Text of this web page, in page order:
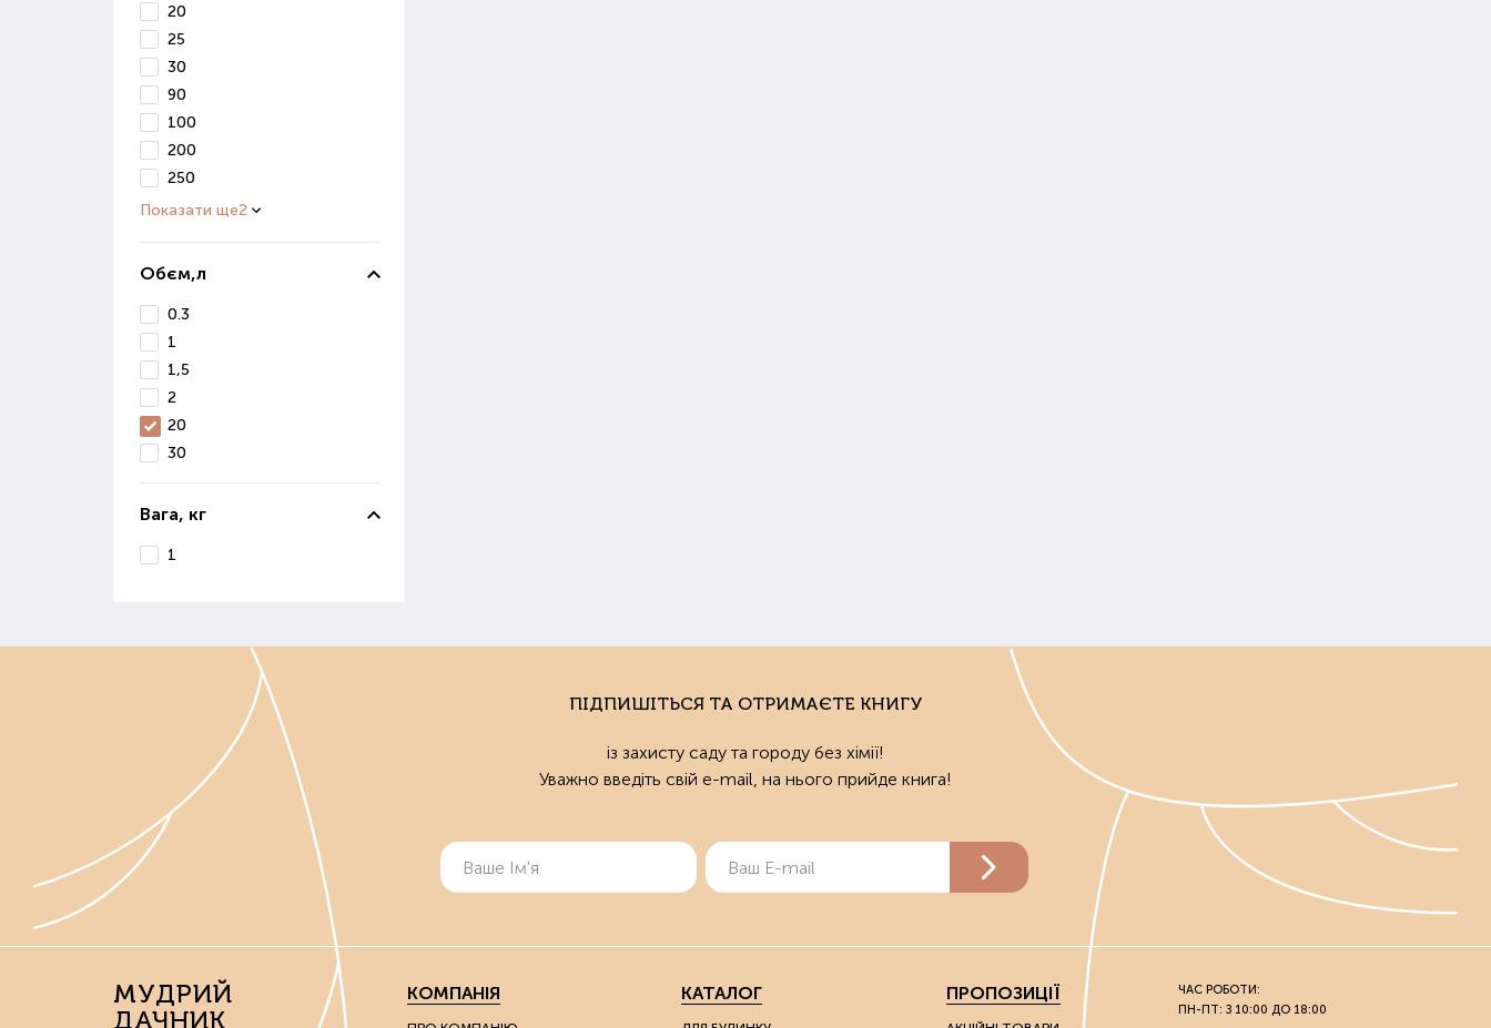
20
25
30
90
100
200
250
Показати ще2
Обєм,л
0.3
1
1,5
2
20
30
Вага, кг
1
ПІДПИШІТЬСЯ ТА ОТРИМАЄТЕ КНИГУ
із захисту саду та городу без хімії!
Уважно введіть свій e-mail, на нього прийде книга!
МУДРИЙ
ДАЧНИК
КОМПАНІЯ КАТАЛОГ ПРОПОЗИЦІЇ
ЧАС РОБОТИ:
ПН-ПТ: З 10:00 ДО 18:00